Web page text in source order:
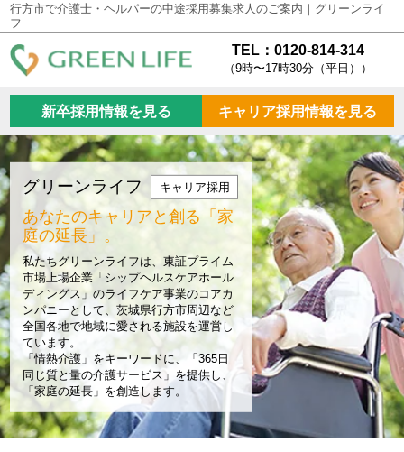
行方市で介護士・ヘルパーの中途採用募集求人のご案内｜グリーンライ
フ
TEL：0120-814-314
（9時〜17時30分（平日））
新卒採用情報を見る キャリア採用情報を見る
グリーンライフ キャリア採用
あなたのキャリアと創る「家
庭の延長」。
私たちグリーンライフは、東証プライム
市場上場企業「シップヘルスケアホール
ディングス」のライフケア事業のコアカ
ンパニーとして、茨城県行方市周辺など
全国各地で地域に愛される施設を運営し
ています。
「情熱介護」をキーワードに、「365日
同じ質と量の介護サービス」を提供し、
「家庭の延長」を創造します。